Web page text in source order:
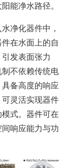
能净水路径。
净化器件中，
在水面上的自
发表面张力
不依赖传统电
备高度的响应
灵活实现器件
式。器件可在
响应能力与功